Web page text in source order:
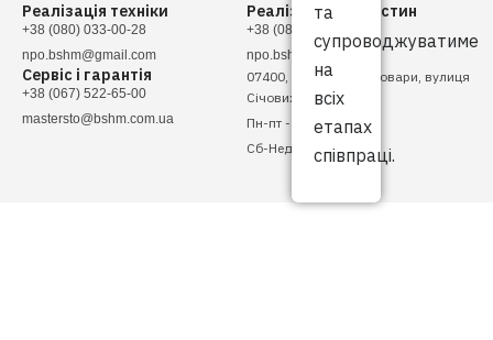
та
супроводжуватиме
на
всіх
етапах
співпраці.
Реалізація техніки
+38 (080) 033-00-28
npo.bshm@gmail.com
Сервіс і гарантія
+38 (067) 522-65-00
mastersto@bshm.com.ua
Реалізація запчастин
+38 (080) 033-00-28
npo.bshm@gmail.com
07400, Україна, м. Бровари, вулиця
Січових Стрільців, 4
Пн-пт - 08:00 - 17:00
Сб-Нед - Вихідний